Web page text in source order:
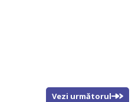
Vezi următorul